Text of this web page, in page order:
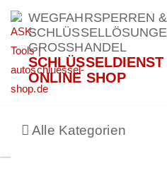
WEGFAHRSPERREN &
GROSSHANDEL
SCHLÜSSELDIENST
ONLINE SHOP
Alle Kategorien